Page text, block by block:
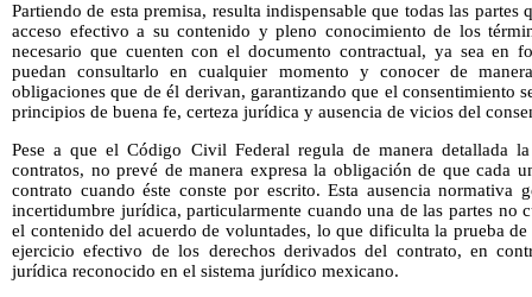
Partiendo de esta premisa, resulta indispensable que todas las
acceso efectivo a su contenido y pleno conocimiento de los
necesario que cuenten con el documento contractual, ya sea
puedan consultarlo en cualquier momento y conocer de
obligaciones que de él derivan, garantizando que el consentimiento
principios de buena fe, certeza jurídica y ausencia de vicios del
Pese a que el Código Civil Federal regula de manera detallada
contratos, no prevé de manera expresa la obligación de que cada
contrato cuando éste conste por escrito. Esta ausencia normativa
incertidumbre jurídica, particularmente cuando una de las partes no
el contenido del acuerdo de voluntades, lo que dificulta la prueba
ejercicio efectivo de los derechos derivados del contrato, en
jurídica reconocido en el sistema jurídico mexicano.